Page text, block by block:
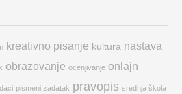
kreativno pisanje kultura nastava
obrazovanje ocenjivanje onlajn
pismeni zadatak pravopis srednja škola